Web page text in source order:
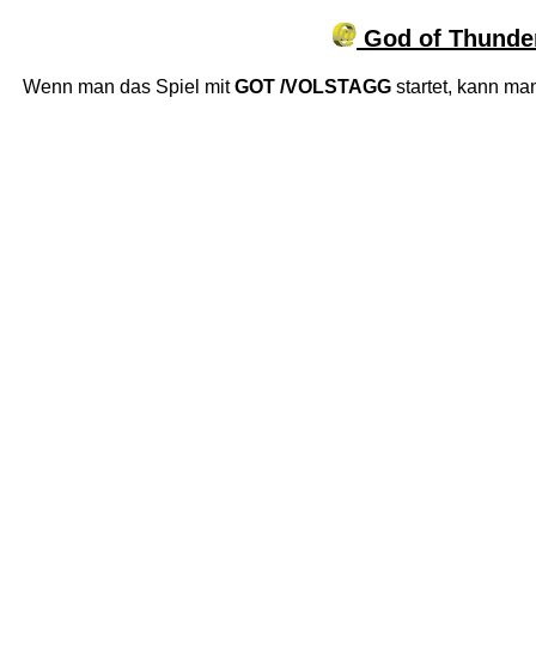
God of
Wenn man das Spiel mitGOT /VOLSTAGGstartet, kann